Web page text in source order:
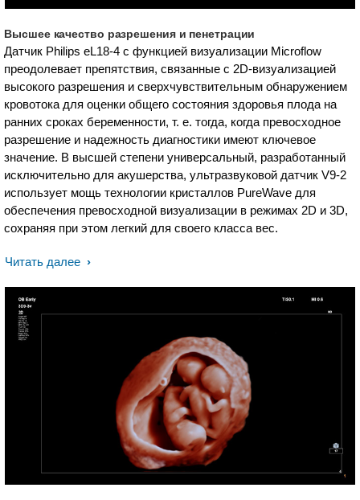
Высшее качество разрешения и пенетрации
Датчик Philips eL18-4 с функцией визуализации Microflow
преодолевает препятствия, связанные с 2D-визуализацией
высокого разрешения и сверхчувствительным обнаружением
кровотока для оценки общего состояния здоровья плода на
ранних сроках беременности, т. е. тогда, когда превосходное
разрешение и надежность диагностики имеют ключевое
значение. В высшей степени универсальный, разработанный
исключительно для акушерства, ультразвуковой датчик V9-2
использует мощь технологии кристаллов PureWave для
обеспечения превосходной визуализации в режимах 2D и 3D,
сохраняя при этом легкий для своего класса вес.
Читать далее